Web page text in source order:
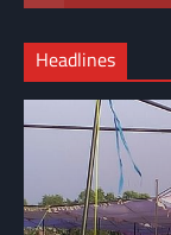
Headlines